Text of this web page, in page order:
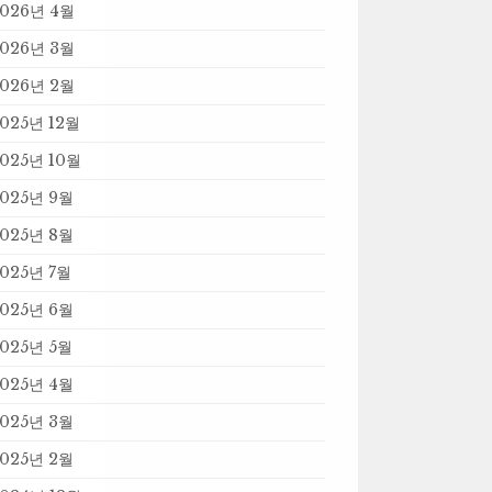
년 4월
년 3월
년 2월
년 12월
년 10월
년 9월
년 8월
년 7월
년 6월
년 5월
년 4월
년 3월
년 2월